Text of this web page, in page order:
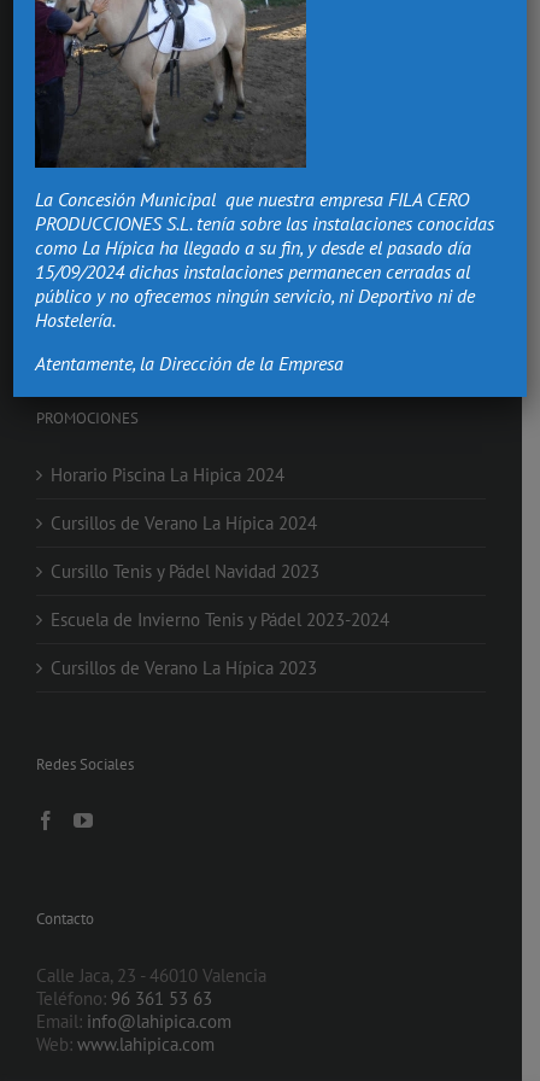
Hacemos de los momentos más importantes de tu vida,
Bodas Valencia
Salón Comuniones
Celebraciones
Eventos de Empresa
Nochevieja en Valencia
PROMOCIONES
Horario Piscina La Hipica 2024
Cursillos de Verano La Hípica 2024
Cursillo Tenis y Pádel Navidad 2023
Escuela de Invierno Tenis y Pádel 2023-2024
Cursillos de Verano La Hípica 2023
Redes Sociales
Contacto
Calle Jaca, 23 - 46010 Valencia
Teléfono: 96 361 53 63
Email: info@lahipica.com
Web: www.lahipica.com
La Concesión Municipal que nuestra empresa FILA CERO
PRODUCCIONES S.L. tenía sobre las instalaciones conocidas
como La Hípica ha llegado a su fin, y desde el pasado día
15/09/2024 dichas instalaciones permanecen cerradas al
público y no ofrecemos ningún servicio, ni Deportivo ni de
Hostelería.
Atentamente, la Dirección de la Empresa